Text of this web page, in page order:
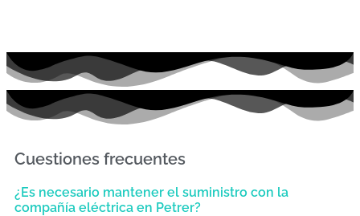
Cuestiones frecuentes
¿Es necesario mantener el suministro con la
compañía eléctrica en Petrer?